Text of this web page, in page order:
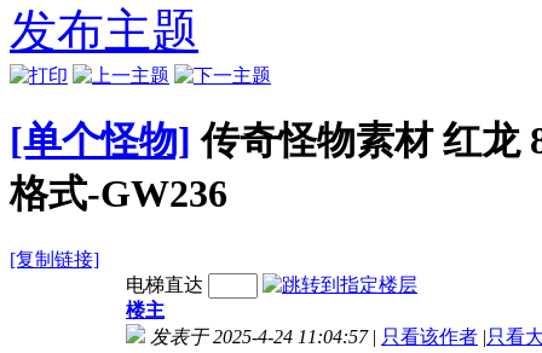
帧PNG格
定义怪物序列帧
PNG格式-GW242
发布主题
[单个怪物] 传奇怪物素材 红龙
格式-GW236
[复制链接]
电梯直达
楼主
发表于 2025-4-24 11:04:57 | 只看该作者 |只看